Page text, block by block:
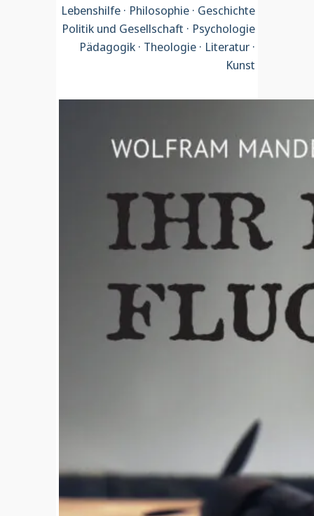
Lebenshilfe · Philosophie · Geschichte
Politik und Gesellschaft · Psychologie
Pädagogik · Theologie · Literatur ·
Kunst